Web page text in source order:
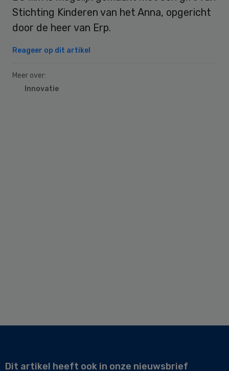
Stichting Kinderen van het Anna, opgericht
door de heer van Erp.
Reageer op dit artikel
Meer over:
Innovatie
Dit artikel heeft ook in onze nieuwsbrief